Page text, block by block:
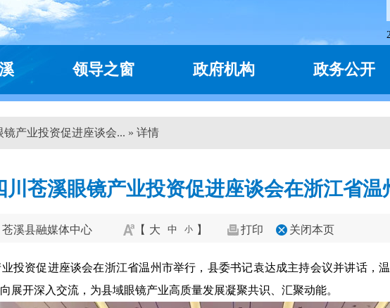
领导之窗 政府机构 政务公开
镜产业投资促进座谈会... » 详情
川苍溪眼镜产业投资促进座谈会在浙江省温
溪县融媒体中心 【 大 中 小 】 打印 关闭本页
投资促进座谈会在浙江省温州市举行，县委书记袁达成主持会议并讲话，
展开深入交流，为县域眼镜产业高质量发展凝聚共识、汇聚动能。